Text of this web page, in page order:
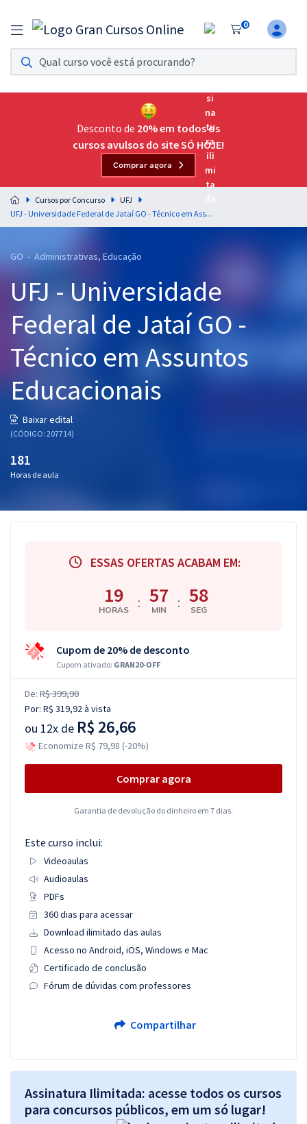
0
Assinatura Ilimitada 11
Acesso a todos os cursos. Teste grátis por 7 dias!
Assinatura OAB Até Passar
Acesso ilimitado a toda preparação para o Exame da
Residências Multiprofissionais
Preparação completa e intensiva para as principais
residências em saúde do Brasil
Cursos 20% OFF
Pós
Graduação
OAB
Conteúdo gratuito
Atendimento
Desconto de 20% em todos os
cursos avulsos do site SÓ HOJE!
Comprar agora
Cursos por Concurso
UFJ
UFJ - Universidade Federal de Jataí GO - Técnico em Assuntos Educacionais
GO - Administrativas, Educação
UFJ - Universidade
Federal de Jataí GO -
Técnico em Assuntos
Educacionais
Baixar edital
(CÓDIGO: 207714)
181
Horas de aula
ESSAS OFERTAS ACABAM EM:
19
HORAS : 57
MIN : 57
SEG
Cupom de 20% de desconto
Cupom ativado: GRAN20-OFF
De: R$ 399,90
Por: R$ 319,92à vista
ou 12x de R$ 26,66
Economize R$ 79,98 (-20%)
Comprar agora
Garantia de devolução do dinheiro em 7 dias.
Este curso inclui:
Videoaulas
Audioaulas
PDFs
360 dias para acessar
Download ilimitado das aulas
Acesso no Android, iOS, Windows e Mac
Certificado de conclusão
Fórum de dúvidas com professores
Compartilhar
Assinatura Ilimitada: acesse todos os cursos
para concursos públicos, em um só lugar!